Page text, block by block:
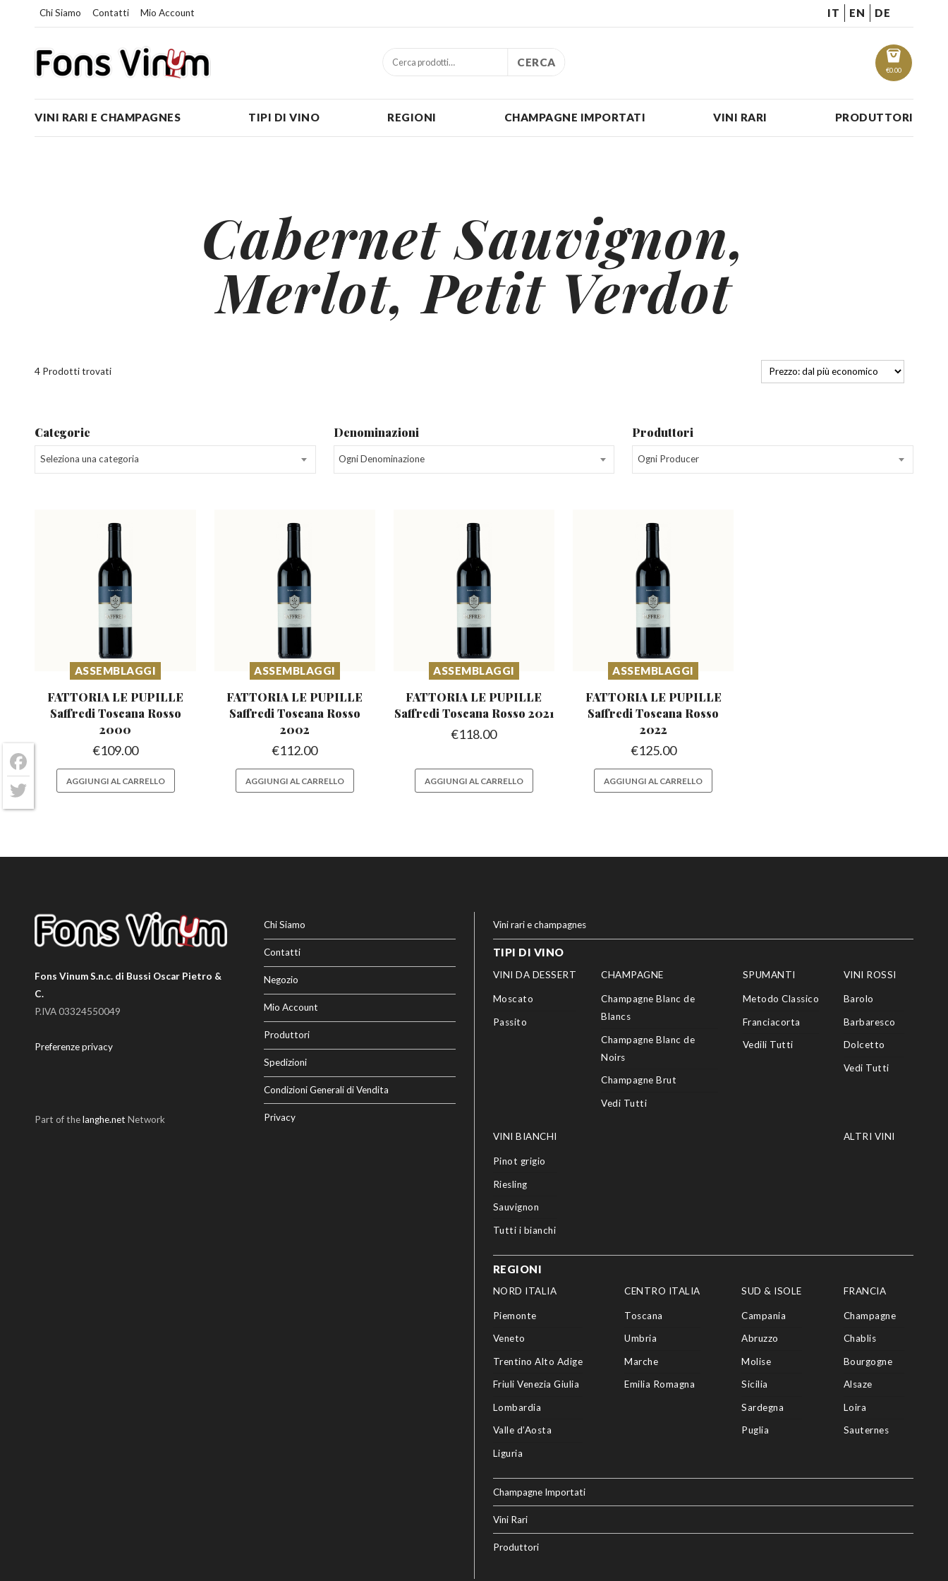
Chi Siamo Contatti Mio Account IT EN DE
€0.00
CERCA
VINI RARI E CHAMPAGNES TIPI DI VINO REGIONI CHAMPAGNE IMPORTATI VINI RARI PRODUTTORI
Cabernet Sauvignon,
Merlot, Petit Verdot
4 Prodotti trovati
Categorie
Seleziona una categoria
Denominazioni
Ogni Denominazione
Produttori
Ogni Producer
ASSEMBLAGGI
FATTORIA LE PUPILLE
Saffredi Toscana Rosso
2000
€109.00
AGGIUNGI AL CARRELLO
ASSEMBLAGGI
FATTORIA LE PUPILLE
Saffredi Toscana Rosso
2002
€112.00
AGGIUNGI AL CARRELLO
ASSEMBLAGGI
FATTORIA LE PUPILLE
Saffredi Toscana Rosso 2021
€118.00
AGGIUNGI AL CARRELLO
ASSEMBLAGGI
FATTORIA LE PUPILLE
SaffrediToscana Rosso
2022
€125.00
AGGIUNGI AL CARRELLO
Fons Vinum S.n.c. di Bussi Oscar Pietro &
C.
P.IVA 03324550049
Preferenze privacy
Part of thelanghe.net Network
Chi Siamo
Contatti
Negozio
Mio Account
Produttori
Spedizioni
Condizioni Generali di Vendita
Privacy
Vini rari e champagnes
TIPI DI VINO
VINI DA DESSERT
Moscato
Passito
CHAMPAGNE
Champagne Blanc de
Blancs
Champagne Blanc de
Noirs
Champagne Brut
Vedi Tutti
SPUMANTI
Metodo Classico
Franciacorta
Vedili Tutti
VINI ROSSI
Barolo
Barbaresco
Dolcetto
Vedi Tutti
VINI BIANCHI
Pinot grigio
Riesling
Sauvignon
Tutti i bianchi
ALTRI VINI
REGIONI
NORD ITALIA
Piemonte
Veneto
Trentino Alto Adige
Friuli Venezia Giulia
Lombardia
Valle d’Aosta
Liguria
CENTRO ITALIA
Toscana
Umbria
Marche
Emilia Romagna
SUD & ISOLE
Campania
Abruzzo
Molise
Sicilia
Sardegna
Puglia
FRANCIA
Champagne
Chablis
Bourgogne
Alsaze
Loira
Sauternes
Champagne Importati
Vini Rari
Produttori
Facebook
Twitter